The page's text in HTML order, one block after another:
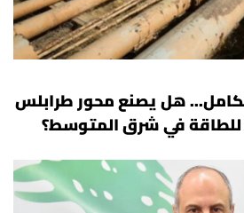
هل يصنع محور طرابلس
للطاقة في شرق المتوسط؟